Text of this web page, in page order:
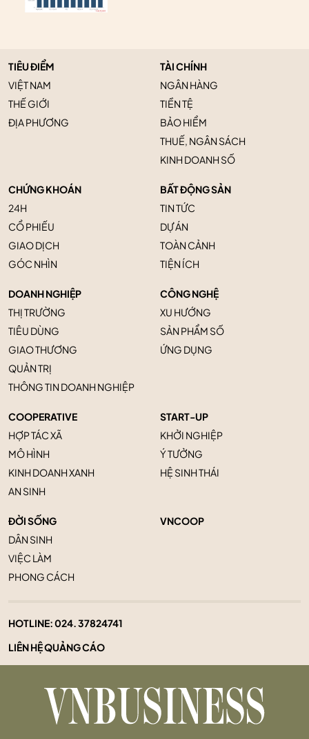
TIÊU ĐIỂM
VIỆT NAM
THẾ GIỚI
ĐỊA PHƯƠNG
TÀI CHÍNH
NGÂN HÀNG
TIỀN TỆ
BẢO HIỂM
THUẾ, NGÂN SÁCH
KINH DOANH SỐ
CHỨNG KHOÁN
24H
CỔ PHIẾU
GIAO DỊCH
GÓC NHÌN
BẤT ĐỘNG SẢN
TIN TỨC
DỰ ÁN
TOÀN CẢNH
TIỆN ÍCH
DOANH NGHIỆP
THỊ TRƯỜNG
TIÊU DÙNG
GIAO THƯƠNG
QUẢN TRỊ
THÔNG TIN DOANH NGHIỆP
CÔNG NGHỆ
XU HƯỚNG
SẢN PHẨM SỐ
ỨNG DỤNG
COOPERATIVE
HỢP TÁC XÃ
MÔ HÌNH
KINH DOANH XANH
AN SINH
START-UP
KHỞI NGHIỆP
Ý TƯỞNG
HỆ SINH THÁI
ĐỜI SỐNG
DÂN SINH
VIỆC LÀM
PHONG CÁCH
VNCOOP
HOTLINE:024. 37824741
LIÊN HỆ QUẢNG CÁO